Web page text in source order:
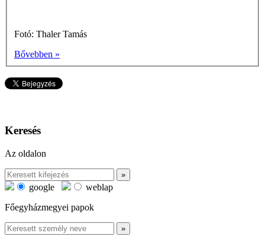
Fotó: Thaler Tamás
Bővebben »
Keresés
Az oldalon
google
weblap
Főegyházmegyei papok